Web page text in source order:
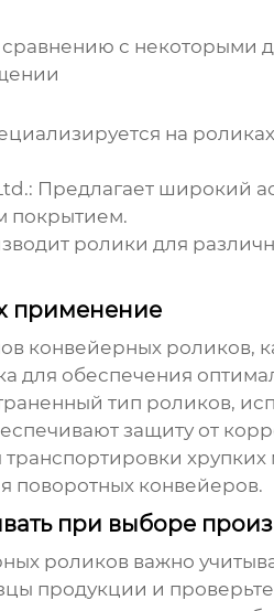
с некоторыми
на
: Предлагает широкий
покрытием.
ролики для
применение
конвейерных роликов,
для обеспечения
тип роликов,
защиту от
хрупких
поворотных конвейеров.
при выборе
роликовважно
продукции и